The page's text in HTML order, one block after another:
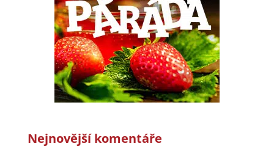
Nejnovější komentáře